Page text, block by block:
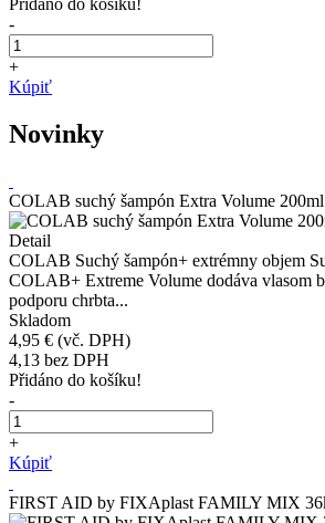
Přidáno do košíku!
-
+
Kúpiť
Novinky
COLAB suchý šampón Extra Volume 200ml
Detail
COLAB Suchý šampón+ extrémny objem
COLAB+ Extreme Volume dodáva vlasom
podporu chrbta...
Skladom
4,95 € (vč. DPH)
4,13 bez DPH
Přidáno do košíku!
-
+
Kúpiť
FIRST AID by FIXAplast FAMILY MIX